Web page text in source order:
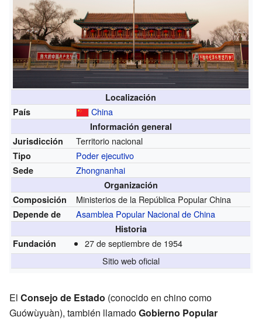
Localización
País
China
Información general
Jurisdicción
Territorio nacional
Tipo Poder ejecutivo
Sede Zhongnanhai
Organización
Composición
Ministerios de la República Popular China
Depende de Asamblea Popular Nacional de China
Historia
Fundación
27 de septiembre de 1954
Sitio web oficial
El Consejo de Estado (conocido en chino como
Guówùyuàn), también llamadoGobierno Popular